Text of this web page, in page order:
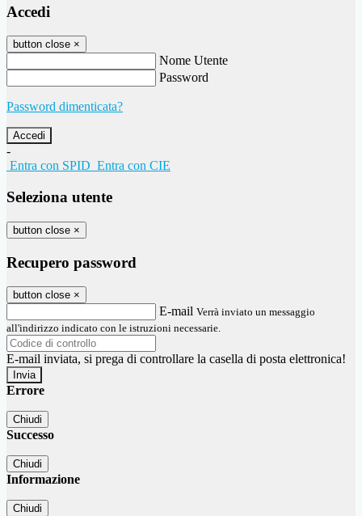
Accedi
button close ×
Nome Utente
Password
Password dimenticata?
-
Entra con SPID Entra con CIE
Seleziona utente
button close ×
Recupero password
button close ×
E-mail Verrà inviato un messaggio
all'indirizzo indicato con le istruzioni necessarie.
E-mail inviata, si prega di controllare la casella di posta elettronica!
Errore
Chiudi
Successo
Chiudi
Informazione
Chiudi